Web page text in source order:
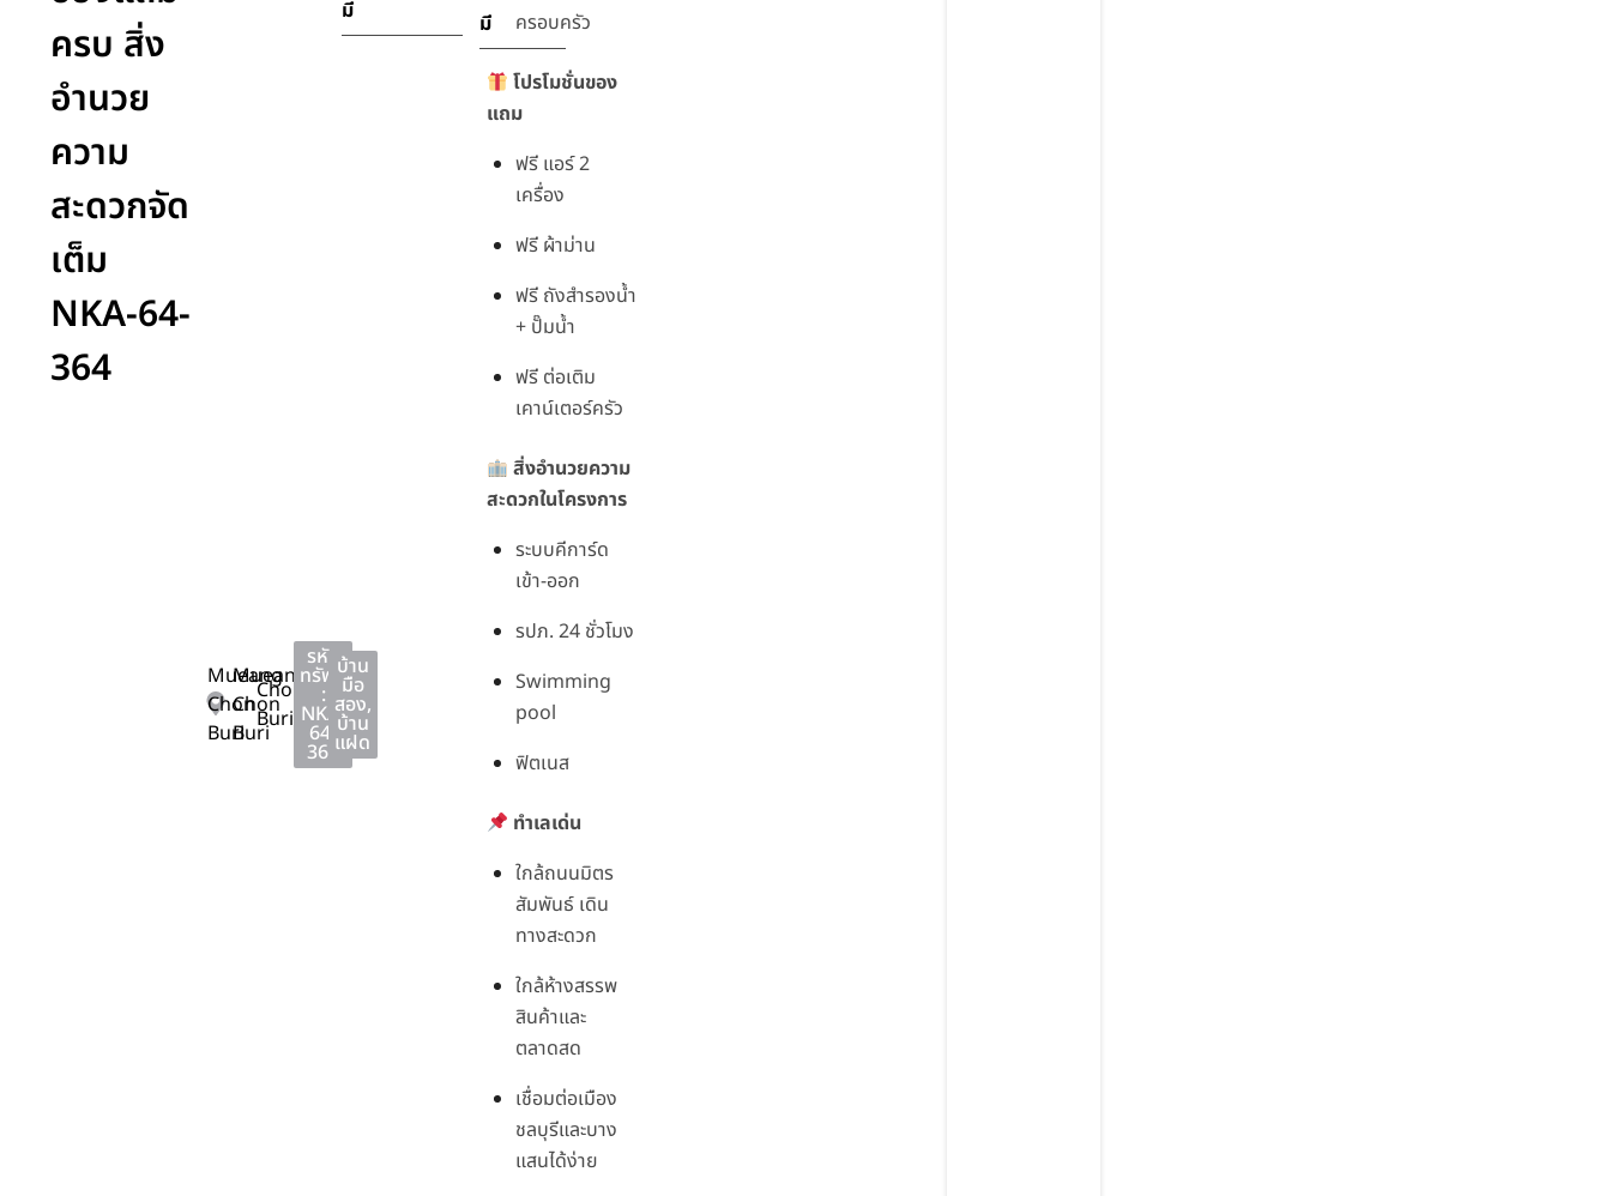
ครบ สิ่ง
อำนวย
ความ
สะดวกจัด
เต็ม
NKA-64-
364
Mueang
Chon
Buri
Mueang
Chon
Buri
Chon
Buri
รหัส
ทรัพย์
:
NKA-
64-
364
บ้าน
มือ
สอง,
บ้าน
แฝด
มี มี
ครอบครัว
โปรโมชั่นของ
แถม
ฟรี แอร์ 2
เครื่อง
ฟรี ผ้าม่าน
ฟรี ถังสำรองน้ำ
+ ปั๊มน้ำ
ฟรี ต่อเติม
เคาน์เตอร์ครัว
สิ่งอำนวยความ
สะดวกในโครงการ
ระบบคีการ์ด
เข้า-ออก
รปภ. 24 ชั่วโมง
Swimming
pool
ฟิตเนส
ทำเลเด่น
ใกล้ถนนมิตร
สัมพันธ์ เดิน
ทางสะดวก
ใกล้ห้างสรรพ
สินค้าและ
ตลาดสด
เชื่อมต่อเมือง
ชลบุรีและบาง
แสนได้ง่าย